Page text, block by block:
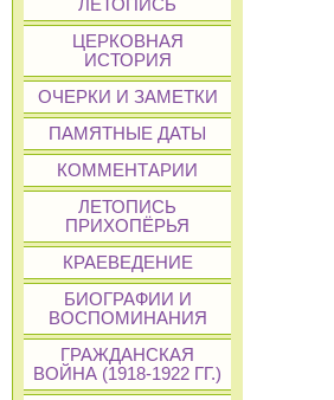
ЛЕТОПИСЬ
ЦЕРКОВНАЯ
ИСТОРИЯ
ОЧЕРКИ И ЗАМЕТКИ
ПАМЯТНЫЕ ДАТЫ
КОММЕНТАРИИ
ЛЕТОПИСЬ
ПРИХОПЁРЬЯ
КРАЕВЕДЕНИЕ
БИОГРАФИИ И
ВОСПОМИНАНИЯ
ГРАЖДАНСКАЯ
ВОЙНА (1918-1922 ГГ.)